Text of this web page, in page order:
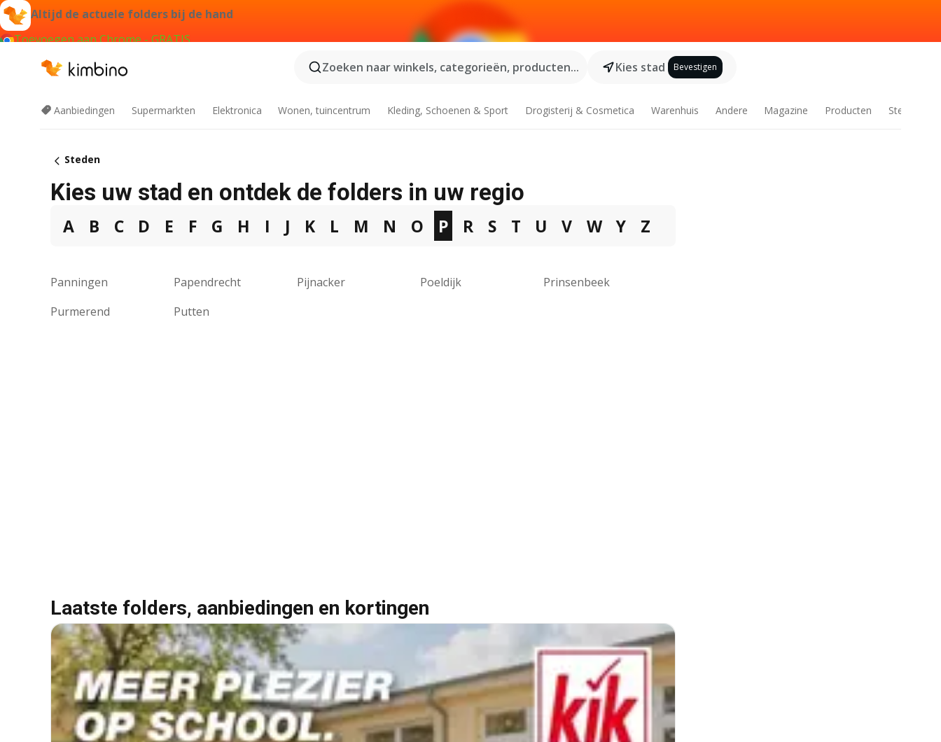
Altijd de actuele folders bij de hand
Toevoegen aan Chrome - GRATIS
Zoeken naar winkels, categorieën, producten...
Kies stad Bevestigen
Aanbiedingen Supermarkten Elektronica Wonen, tuincentrum Kleding, Schoenen & Sport Drogisterij & Cosmetica Warenhuis Andere Magazine Producten Steden
Steden
Kies uw stad en ontdek de folders in uw regio
A B C D E F G H I J K L M N O P R S T U V W Y Z
Panningen Papendrecht Pijnacker Poeldijk
Prinsenbeek
Purmerend
Putten
Laatste folders, aanbiedingen en kortingen